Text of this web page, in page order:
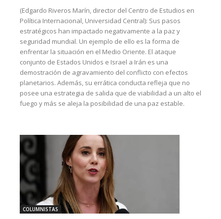
(Edgardo Riveros Marín, director del Centro de Estudios en
Política Internacional, Universidad Central): Sus pasos
estratégicos han impactado negativamente a la paz y
seguridad mundial. Un ejemplo de ello es la forma de
enfrentar la situación en el Medio Oriente. El ataque
conjunto de Estados Unidos e Israel a Irán es una
demostración de agravamiento del conflicto con efectos
planetarios. Además, su errática conducta refleja que no
posee una estrategia de salida que de viabilidad a un alto el
fuego y más se aleja la posibilidad de una paz estable.
COLUMNISTAS